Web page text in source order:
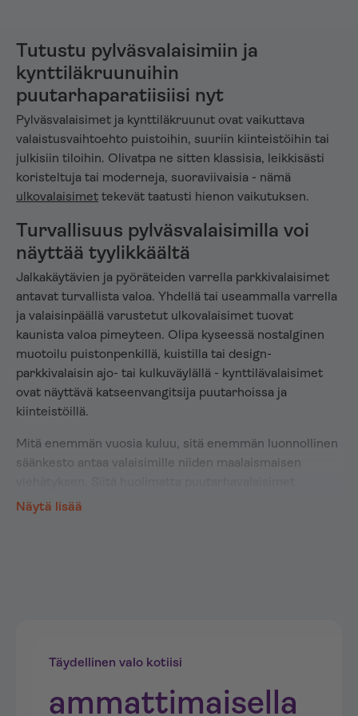
Tutustu pylväsvalaisimiin ja
kynttiläkruunuihin
puutarhaparatiisiisi nyt
Pylväsvalaisimet ja kynttiläkruunut ovat vaikuttava
valaistusvaihtoehto puistoihin, suuriin kiinteistöihin tai
julkisiin tiloihin. Olivatpa ne sitten klassisia, leikkisästi
koristeltuja tai moderneja, suoraviivaisia - nämä
ulkovalaisimet tekevät taatusti hienon vaikutuksen.
Turvallisuus pylväsvalaisimilla voi
näyttää tyylikkäältä
Jalkakäytävien ja pyöräteiden varrella parkkivalaisimet
antavat turvallista valoa. Yhdellä tai useammalla varrella
ja valaisinpäällä varustetut ulkovalaisimet tuovat
kaunista valoa pimeyteen. Olipa kyseessä nostalginen
muotoilu puistonpenkillä, kuistilla tai design-
parkkivalaisin ajo- tai kulkuväylällä - kynttilävalaisimet
ovat näyttävä katseenvangitsija puutarhoissa ja
kiinteistöillä.
Mitä enemmän vuosia kuluu, sitä enemmän luonnollinen
säänkesto antaa valaisimille niiden maalaismaisen
kestävät kaikki sääolosuhteet.
valonsäteitä ja tekevät vaikutuksen tyylikkäällä
Valaistussuunnittelu
Näytä lisää
Täydellinen valo kotiisi
ammattimaisella